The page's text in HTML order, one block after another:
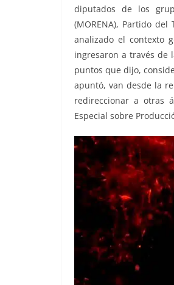
diputados de los
(MORENA), Partido del
analizado el contexto
ingresaron a través de
puntos que dijo,
apuntó, van desde la
redireccionar a otras
Especial sobre